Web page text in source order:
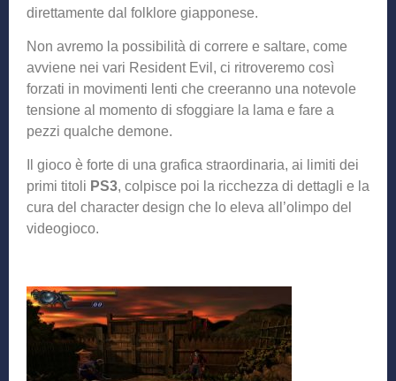
direttamente dal folklore giapponese.
Non avremo la possibilità di correre e saltare, come
avviene nei vari Resident Evil, ci ritroveremo così
forzati in movimenti lenti che creeranno una notevole
tensione al momento di sfoggiare la lama e fare a
pezzi qualche demone.
Il gioco è forte di una grafica straordinaria, ai limiti dei
primi titoli PS3, colpisce poi la ricchezza di dettagli e la
cura del character design che lo eleva all’olimpo del
videogioco.